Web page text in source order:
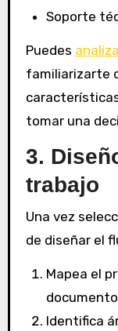
Soporte
Puedes
familiarizarte
tomar una
3.
trabajo
Una vez
de diseñar el
Mapea el
Identifica